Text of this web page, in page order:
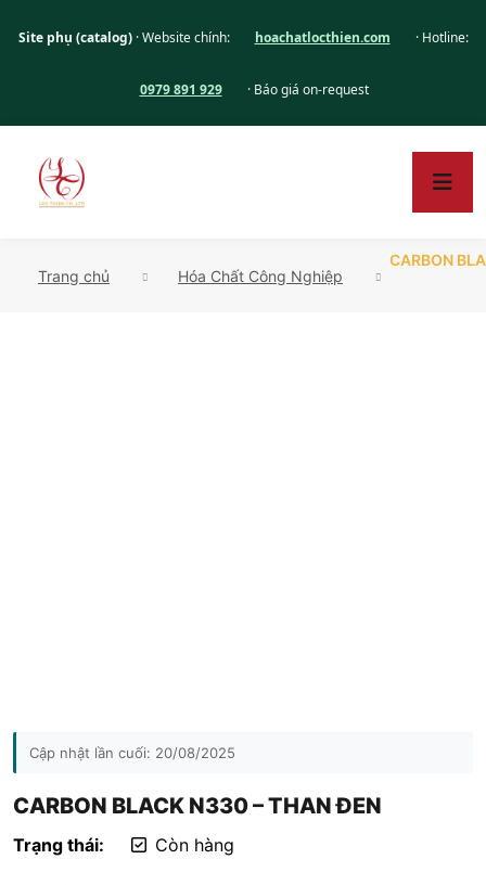
Site phụ (catalog)· Website chính: hoachatlocthien.com · Hotline:
0979 891 929 · Báo giá on-request
Trang chủ Hóa Chất Công Nghiệp
CARBON
Cập nhật lần cuối: 20/08/2025
CARBON BLACK N330 – THAN ĐEN
Trạng thái: Còn hàng